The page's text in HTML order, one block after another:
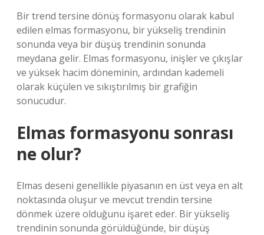
Bir trend tersine dönüş formasyonu olarak kabul
edilen elmas formasyonu, bir yükseliş trendinin
sonunda veya bir düşüş trendinin sonunda
meydana gelir. Elmas formasyonu, inişler ve çıkışlar
ve yüksek hacim döneminin, ardından kademeli
olarak küçülen ve sıkıştırılmış bir grafiğin
sonucudur.
Elmas formasyonu sonrası
ne olur?
Elmas deseni genellikle piyasanın en üst veya en alt
noktasında oluşur ve mevcut trendin tersine
dönmek üzere olduğunu işaret eder. Bir yükseliş
trendinin sonunda görüldüğünde, bir düşüş